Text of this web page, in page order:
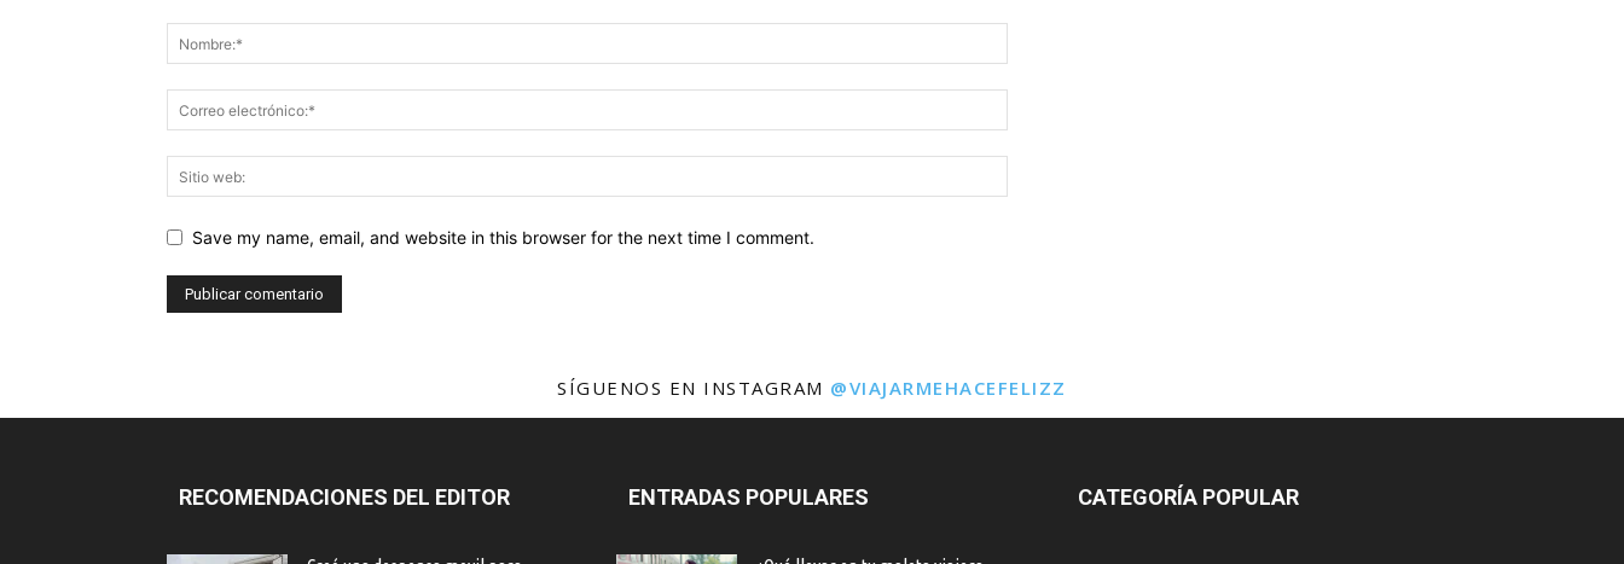
Save my name, email, and website in this browser for the next time I comment.
SÍGUENOS EN INSTAGRAM @VIAJARMEHACEFELIZZ
RECOMENDACIONES DEL EDITOR ENTRADAS POPULARES CATEGORÍA POPULAR